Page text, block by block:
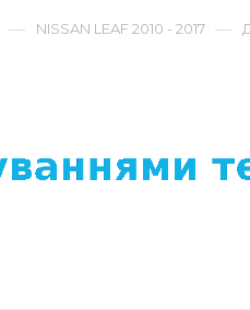
— NISSAN LEAF 2010 - 2017 —